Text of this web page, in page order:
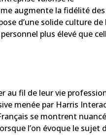
augmente la fidélité des
d’une solide culture de
plus élevé que
au fil de leur vie
menée par Harris
se montrent
l’on évoque le sujet